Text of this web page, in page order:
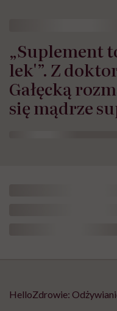
„Suplement
lek'”. Z
Gałęcką
się mądrze
HelloZdrowie: